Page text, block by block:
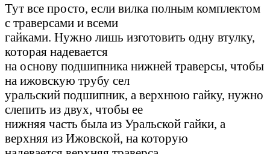
Тут все просто, если вилка полным комплектом
с траверсами и всеми
гайками. Нужно лишь изготовить одну втулку,
которая надевается
на основу подшипника нижней траверсы, чтобы
на ижовскую трубу сел
уральский подшипник, а верхнюю гайку, нужно
слепить из двух, чтобы ее
нижняя часть была из Уральской гайки, а
верхняя из Ижовской, на которую